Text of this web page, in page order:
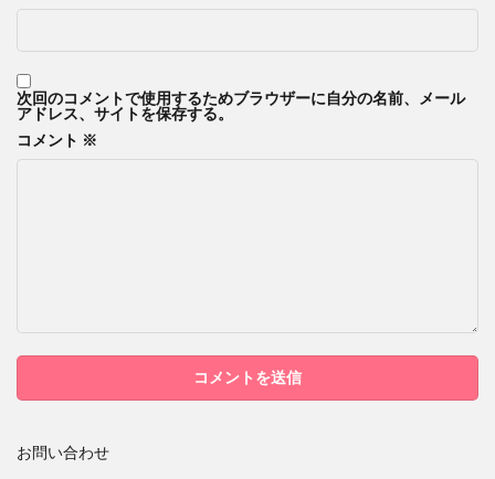
次回のコメントで使用するためブラウザーに自分の名前、メール
アドレス、サイトを保存する。
コメント ※
お問い合わせ